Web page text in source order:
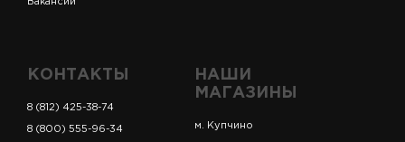
Вакансии
КОНТАКТЫ
8 (812) 425-38-74
8 (800) 555-96-34
НАШИ
МАГАЗИНЫ
м. Купчино